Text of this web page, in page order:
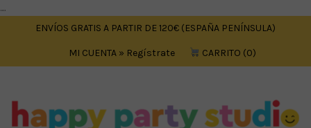
....
ENVÍOS GRATIS A PARTIR DE 120€ (ESPAÑA PENÍNSULA)
MI CUENTA » Regístrate CARRITO 0